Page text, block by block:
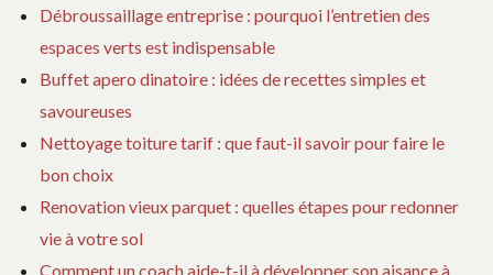
Débroussaillage entreprise : pourquoi l’entretien des
espaces verts est indispensable
Buffet apero dinatoire : idées de recettes simples et
savoureuses
Nettoyage toiture tarif : que faut-il savoir pour faire le
bon choix
Renovation vieux parquet : quelles étapes pour redonner
vie à votre sol
Comment un coach aide-t-il à développer son aisance à